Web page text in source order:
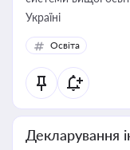
Україні
Освіта
Декларування